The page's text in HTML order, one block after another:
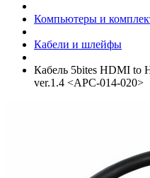
Компьютеры и
Кабели и шлейфы
Кабель 5bites HDMI to
ver.1.4 <APC-014-020>